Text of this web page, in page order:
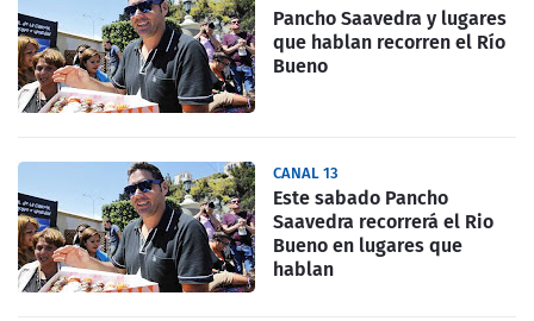
Pancho Saavedra y lugares
que hablan recorren el Río
Bueno
CANAL 13
Este sabado Pancho
Saavedra recorrerá el Rio
Bueno en lugares que
hablan